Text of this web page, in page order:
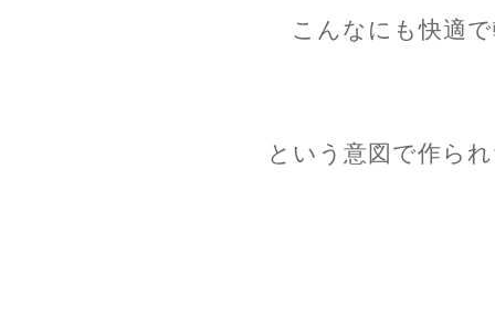
こんなにも快適
という意図で作ら